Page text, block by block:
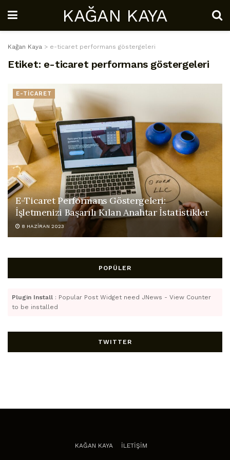
KAĞAN KAYA
Kağan Kaya > e-ticaret performans göstergeleri
Etiket: e-ticaret performans göstergeleri
E-TİCARET
E-Ticaret Performans Göstergeleri:
İşletmenizi Başarılı Kılan Anahtar İstatistikler
8 HAZIRAN 2023
POPÜLER
Plugin Install : Popular Post Widget need JNews - View Counter
to be installed
TWITTER
KAĞAN KAYA İLETİŞİM